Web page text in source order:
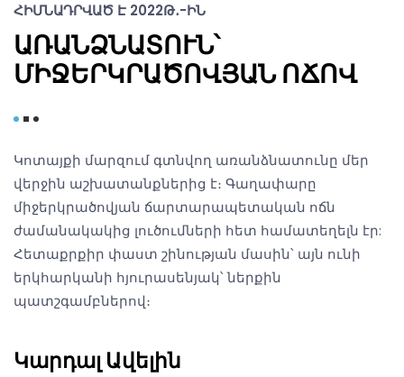
ՀԻՄՆԱԴՐՎԱԾ Է 2022Թ․-ԻՆ
ԱՌԱՆՁՆԱՏՈՒՆ՝
ՄԻՋԵՐԿՐԱԾՈՎՅԱՆ ՈՃՈՎ
Կոտայքի մարզում գտնվող առանձնատունը մեր
վերջին աշխատանքներից է։ Գաղափարը
միջերկրածովյան ճարտարապետական ​​ոճն
ժամանակակից լուծումների հետ համատեղելն էր:
Հետաքրքիր փաստ շինության մասին՝ այն ունի
երկհարկանի հյուրասենյակ՝ ներքին
պատշգամբներով։
Կարդալ Ավելին